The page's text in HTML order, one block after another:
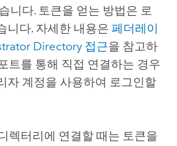
니다. 토큰을 얻는 방법은 로
니다. 자세한 내용은 페더레이
Directory 접근을 참고하
트를 통해 직접 연결하는 경우
자 계정을 사용하여 로그인할
렉터리에 연결할 때는 토큰을